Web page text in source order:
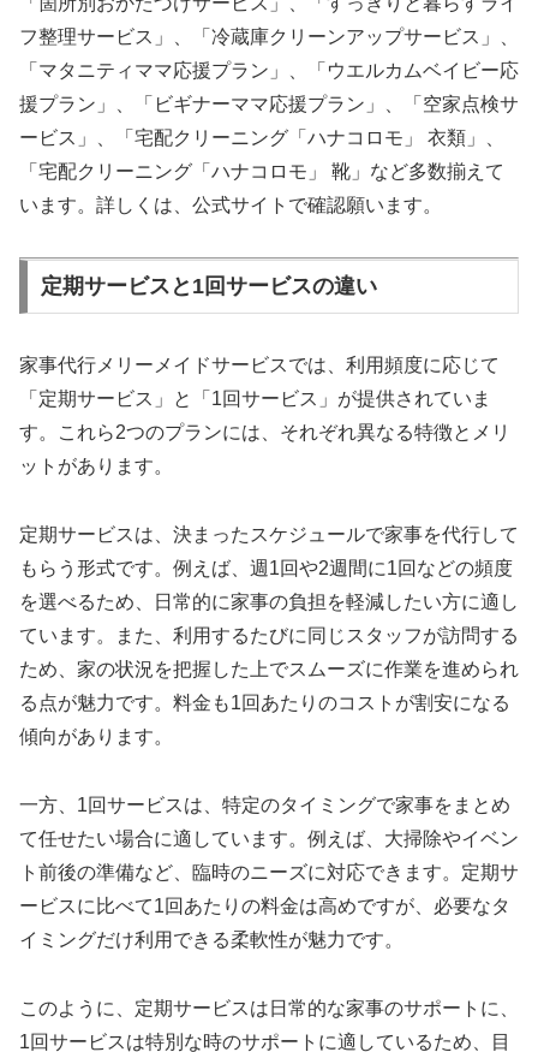
フ整理サービス」、「冷蔵庫クリーンアップサービス」、
「マタニティママ応援プラン」、「ウエルカムベイビー応
援プラン」、「ビギナーママ応援プラン」、「空家点検サ
ービス」、「宅配クリーニング「ハナコロモ」 衣類」、
「宅配クリーニング「ハナコロモ」 靴」など多数揃えて
います。詳しくは、公式サイトで確認願います。
定期サービスと1回サービスの違い
家事代行メリーメイドサービスでは、利用頻度に応じて
「定期サービス」と「1回サービス」が提供されていま
す。これら2つのプランには、それぞれ異なる特徴とメリ
ットがあります。
定期サービスは、決まったスケジュールで家事を代行して
もらう形式です。例えば、週1回や2週間に1回などの頻度
を選べるため、日常的に家事の負担を軽減したい方に適し
ています。また、利用するたびに同じスタッフが訪問する
ため、家の状況を把握した上でスムーズに作業を進められ
る点が魅力です。料金も1回あたりのコストが割安になる
傾向があります。
一方、1回サービスは、特定のタイミングで家事をまとめ
て任せたい場合に適しています。例えば、大掃除やイベン
ト前後の準備など、臨時のニーズに対応できます。定期サ
ービスに比べて1回あたりの料金は高めですが、必要なタ
イミングだけ利用できる柔軟性が魅力です。
このように、定期サービスは日常的な家事のサポートに、
1回サービスは特別な時のサポートに適しているため、目